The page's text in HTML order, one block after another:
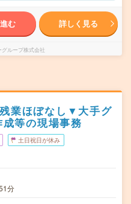
む 詳しく見る
グループ株式会社
業ほぼなし▼大手グ
等の現場事務
土日祝日が休み
分